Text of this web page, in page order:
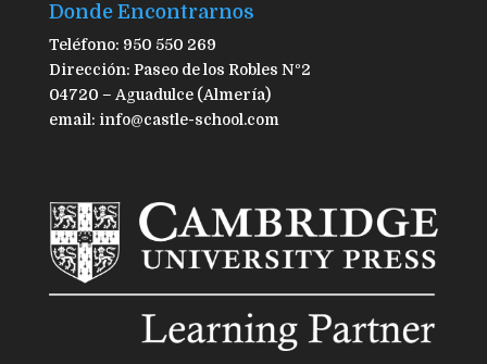
Donde Encontrarnos
Teléfono: 950 550 269
Dirección: Paseo de los Robles Nº2
04720 – Aguadulce (Almería)
email: info@castle-school.com